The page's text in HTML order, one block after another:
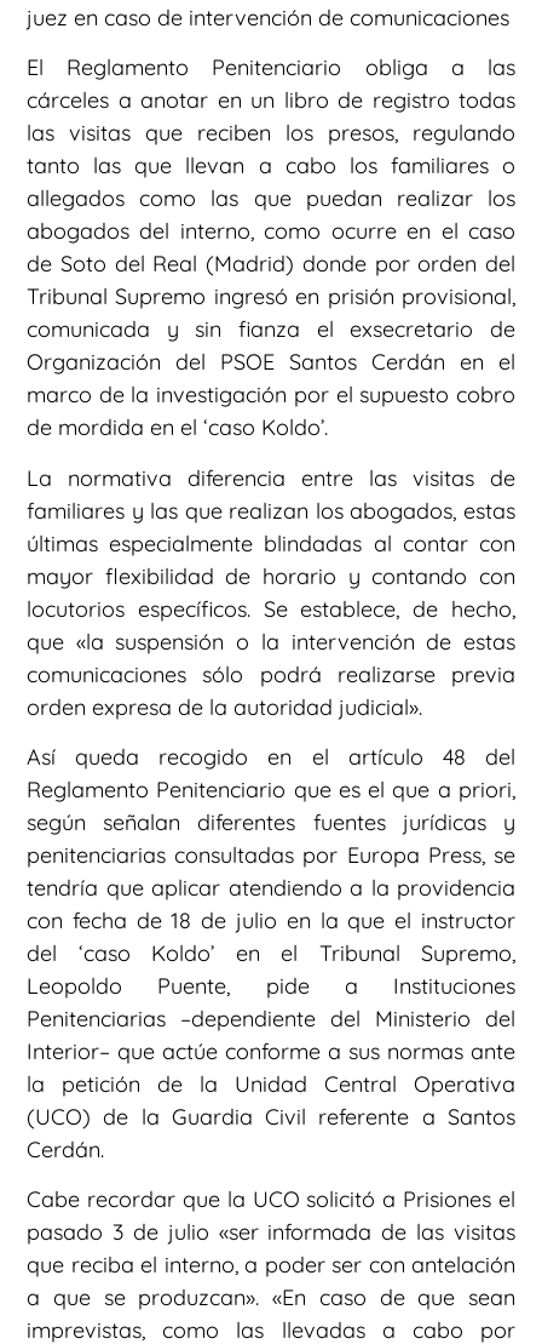
juez en caso de intervención de comunicaciones
El Reglamento Penitenciario obliga a las
cárceles a anotar en un libro de registro todas
las visitas que reciben los presos, regulando
tanto las que llevan a cabo los familiares o
allegados como las que puedan realizar los
abogados del interno, como ocurre en el caso
de Soto del Real (Madrid) donde por orden del
Tribunal Supremo ingresó en prisión provisional,
comunicada y sin fianza el exsecretario de
Organización del PSOE Santos Cerdán en el
marco de la investigación por el supuesto cobro
de mordida en el ‘caso Koldo’.
La normativa diferencia entre las visitas de
familiares y las que realizan los abogados, estas
últimas especialmente blindadas al contar con
mayor flexibilidad de horario y contando con
locutorios específicos. Se establece, de hecho,
que «la suspensión o la intervención de estas
comunicaciones sólo podrá realizarse previa
orden expresa de la autoridad judicial».
Así queda recogido en el artículo 48 del
Reglamento Penitenciario que es el que a priori,
según señalan diferentes fuentes jurídicas y
penitenciarias consultadas por Europa Press, se
tendría que aplicar atendiendo a la providencia
con fecha de 18 de julio en la que el instructor
del ‘caso Koldo’ en el Tribunal Supremo,
Leopoldo Puente, pide a Instituciones
Penitenciarias –dependiente del Ministerio del
Interior– que actúe conforme a sus normas ante
la petición de la Unidad Central Operativa
(UCO) de la Guardia Civil referente a Santos
Cerdán.
Cabe recordar que la UCO solicitó a Prisiones el
pasado 3 de julio «ser informada de las visitas
que reciba el interno, a poder ser con antelación
a que se produzcan». «En caso de que sean
imprevistas, como las llevadas a cabo por